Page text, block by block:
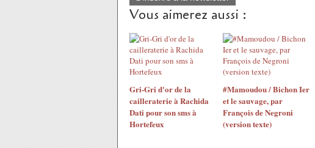
Vous aimerez aussi :
Gri-Gri d'or de la
cailleraterie à Rachida
Dati pour son sms à
Hortefeux
#Mamoudou / Bichon Ier
et le sauvage, par
François de Negroni
(version texte)